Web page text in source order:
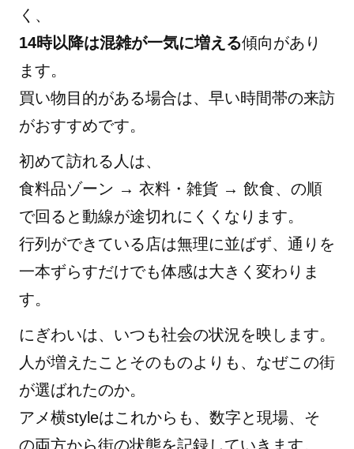
く、
14時以降は混雑が一気に増える傾向があり
ます。
買い物目的がある場合は、早い時間帯の来訪
がおすすめです。
初めて訪れる人は、
食料品ゾーン → 衣料・雑貨 → 飲食、の順
で回ると動線が途切れにくくなります。
行列ができている店は無理に並ばず、通りを
一本ずらすだけでも体感は大きく変わりま
す。
にぎわいは、いつも社会の状況を映します。
人が増えたことそのものよりも、なぜこの街
が選ばれたのか。
アメ横styleはこれからも、数字と現場、そ
の両方から街の状態を記録していきます。